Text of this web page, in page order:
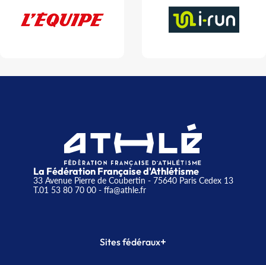
La Fédération Française d'Athlétisme
33 Avenue Pierre de Coubertin - 75640 Paris Cedex 13
T.01 53 80 70 00- ffa@athle.fr
Sites fédéraux+